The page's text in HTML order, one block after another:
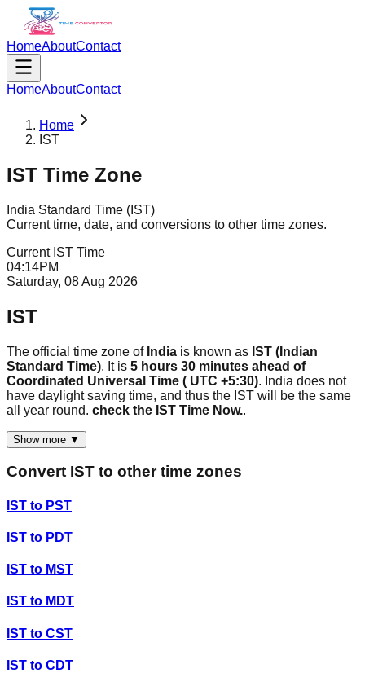
HomeAboutContact
HomeAboutContact
Home
IST
IST Time Zone
India Standard Time ( IST)
Current time, date, and conversions to other time zones.
Current IST Time
04:14PM
Saturday, 08 Aug 2026
IST
The official time zone of India is known as IST (Indian
Standard Time). It is 5 hours 30 minutes ahead of
Coordinated Universal Time ( UTC +5:30). India does not
have daylight saving time, and thus the IST will be the same
all year round. check the IST Time Now..
Show more ▼
Convert IST to other time zones
IST to PST
IST to PDT
IST to MST
IST to MDT
IST to CST
IST to CDT